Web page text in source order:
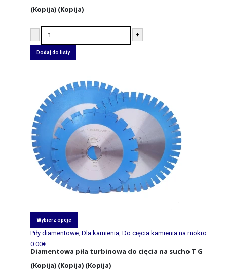
(Kopija) (Kopija)
- +
Dodaj do listy
Wybierz opcje
Piły diamentowe, Dla kamienia Do cięcia kamienia na mokro
0.00€
Diamentowa piła turbinowa do cięcia na sucho T G
(Kopija) (Kopija) (Kopija)